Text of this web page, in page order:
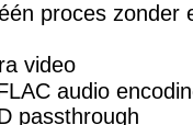
proces zonder
video
audio
passthrough